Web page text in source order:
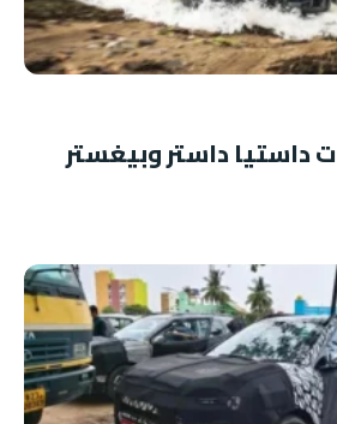
داستيا داستر وبيغستر